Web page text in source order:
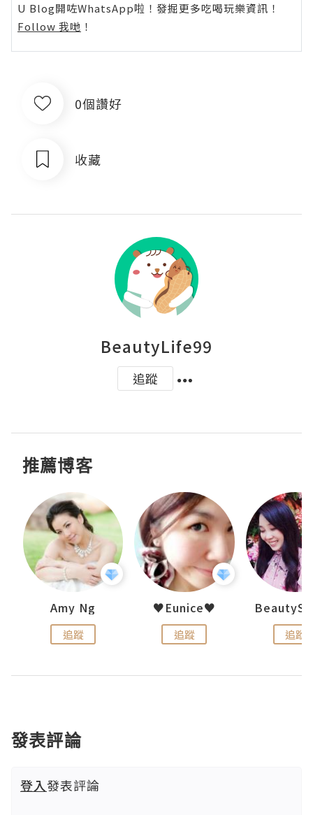
U Blog開咗WhatsApp啦！發掘更多吃喝玩樂資訊！
Follow 我哋 ！
0個讚好
收藏
BeautyLife99
追蹤
推薦博客
Amy Ng
追蹤
♥Eunice♥
追蹤 追蹤
發表評論
登入發表評論